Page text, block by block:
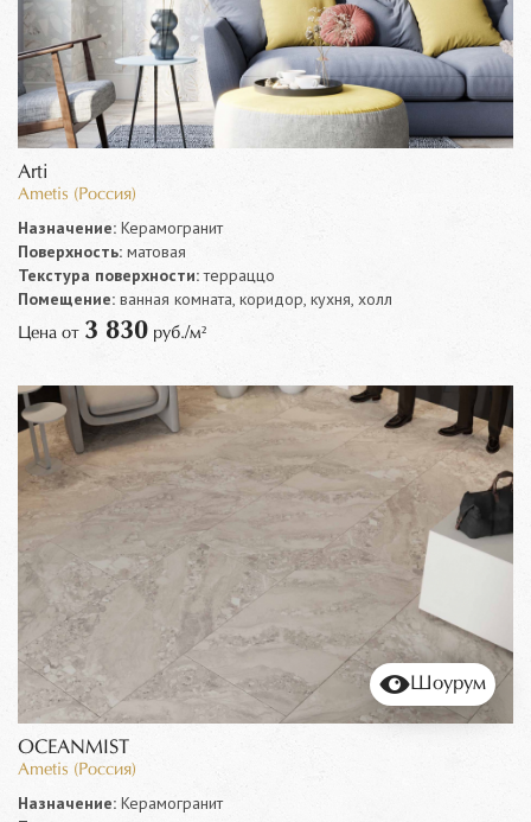
Arti
Ametis (Россия)
Назначение: Керамогранит
Поверхность: матовая
Текстура поверхности:терраццо
Помещение: ванная комната, коридор, кухня, холл
Цена от 3 830 руб./м²
Шоурум
OCEANMIST
Ametis (Россия)
Назначение: Керамогранит